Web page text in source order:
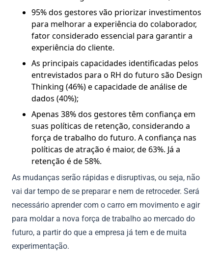
95% dos gestores vão priorizar investimentos
para melhorar a experiência do colaborador,
fator considerado essencial para garantir a
experiência do cliente.
As principais capacidades identificadas pelos
entrevistados para o RH do futuro são Design
Thinking (46%) e capacidade de análise de
dados (40%);
Apenas 38% dos gestores têm confiança em
suas políticas de retenção, considerando a
força de trabalho do futuro. A confiança nas
políticas de atração é maior, de 63%. Já a
retenção é de 58%.
As mudanças serão rápidas e disruptivas, ou seja, não
vai dar tempo de se preparar e nem de retroceder. Será
necessário aprender com o carro em movimento e agir
para moldar a nova força de trabalho ao mercado do
futuro, a partir do que a empresa já tem e de muita
experimentação.